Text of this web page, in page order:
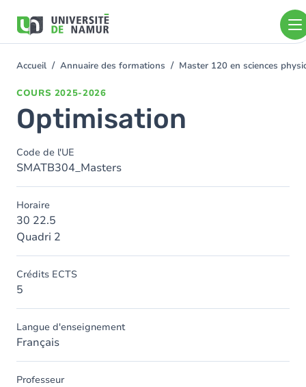
contenu
You
Accueil Annuaire des formations Master 120 en sciences
COURS 2025-2026
Optimisation
Code de l'UE
SMATB304_Masters
Horaire
30 22.5
Quadri 2
Crédits ECTS
5
Langue d'enseignement
Français
Professeur